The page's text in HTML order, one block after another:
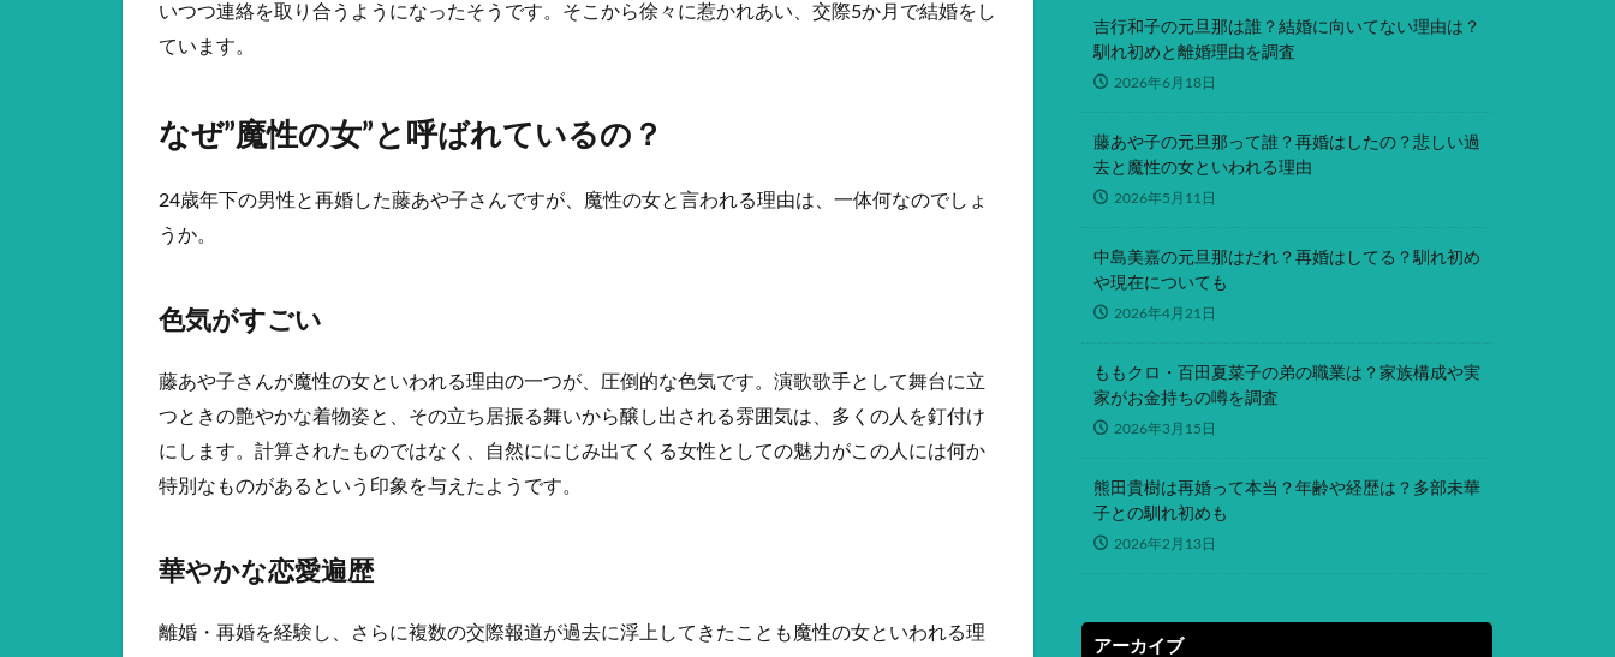
いつつ連絡を取り合うようになったそうです。そこから徐々に惹かれあい、交際5か月で結婚をし
ています。
なぜ”魔性の女”と呼ばれているの？
24歳年下の男性と再婚した藤あや子さんですが、魔性の女と言われる理由は、一体何なのでしょ
うか。
色気がすごい
藤あや子さんが魔性の女といわれる理由の一つが、圧倒的な色気です。演歌歌手として舞台に立
つときの艶やかな着物姿と、その立ち居振る舞いから醸し出される雰囲気は、多くの人を釘付け
にします。計算されたものではなく、自然ににじみ出てくる女性としての魅力がこの人には何か
特別なものがあるという印象を与えたようです。
華やかな恋愛遍歴
離婚・再婚を経験し、さらに複数の交際報道が過去に浮上してきたことも魔性の女といわれる理
吉行和子の元旦那は誰？結婚に向いてない理由は？
馴れ初めと離婚理由を調査
2026年6月18日
藤あや子の元旦那って誰？再婚はしたの？悲しい過
去と魔性の女といわれる理由
2026年5月11日
中島美嘉の元旦那はだれ？再婚はしてる？馴れ初め
や現在についても
2026年4月21日
ももクロ・百田夏菜子の弟の職業は？家族構成や実
家がお金持ちの噂を調査
2026年3月15日
熊田貴樹は再婚って本当？年齢や経歴は？多部未華
子との馴れ初めも
2026年2月13日
アーカイブ